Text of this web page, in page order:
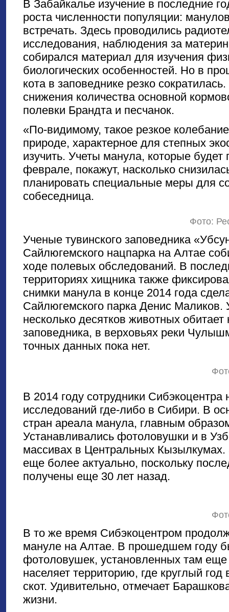
В Забайкалье изучение в последние
роста численности популяции:
встречать. Здесь проводились
исследования, наблюдения за
собирался материал для изучения
биологических особенностей. Но в
кота в заповеднике резко
снижения количества основной
полевки Брандта и песчанок.
«По-видимому, такое резкое
природе, характерное для степных
изучить. Учеты манула, которые будет
феврале, покажут, насколько
планировать специальные меры для
собеседница.
Фото:
Ученые тувинского заповедника
Сайлюгемского нацпарка на Алтае
ходе полевых обследований. В
территориях хищника также
снимки манула в конце 2014 года
Сайлюгемского парка Денис Маликов.
несколько десятков животных обитает
заповедника, в верховьях реки
точных данных пока нет.
В 2014 году сотрудники
исследований где-либо в Сибири. В
стран ареала манула, главным
Устанавливались фотоловушки и в
массивах в Центральных Кызылкумах.
еще более актуально, поскольку
получены еще 30 лет назад.
В то же время Сибэкоцентром
мануле на Алтае. В прошедшем году
фотоловушек, установленных там еще
населяет территорию, где круглый год
скот. Удивительно, отмечает
жизни.